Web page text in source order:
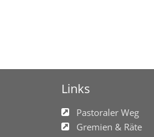
Links
Pastoraler Weg
Gremien & Räte